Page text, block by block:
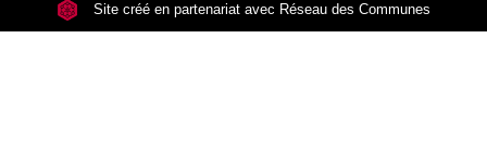
Site créé en partenariat avec Réseau des Communes